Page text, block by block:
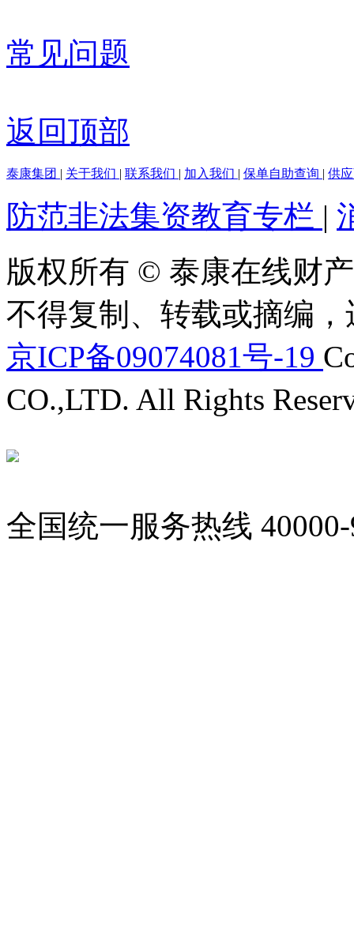
常见问题
返回顶部
泰康集团 | 关于我们 | 联系我们 | 加入我们 | 保单自助查询 | 供
防范非法集资教育专栏 |
版权所有 © 泰康在线财
不得复制、转载或摘编
京ICP备09074081号-19
CO.,LTD. All Rights
全国统一服务热线